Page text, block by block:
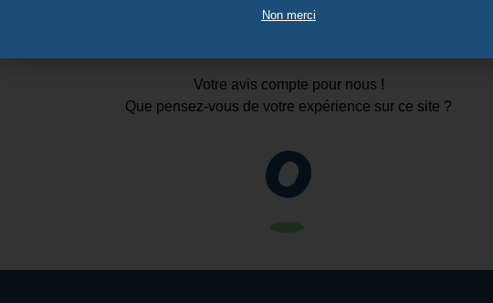
Votre avis compte pour nous !
Que pensez-vous de votre expérience sur ce site ?
Non merci